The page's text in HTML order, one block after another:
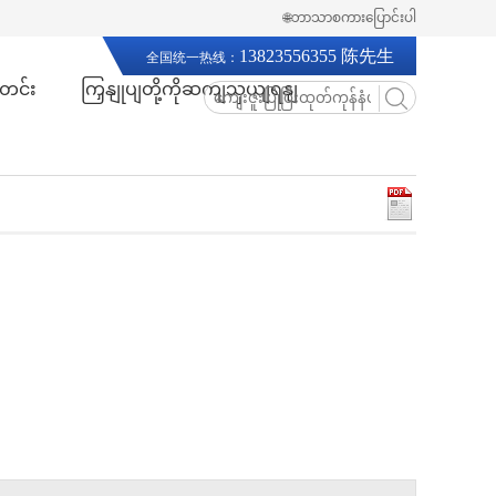
🌐ဘာသာစကားပြောင်းပါ
င်း ကြှနျုပျတို့ကိုဆကျသှယျရနျ
全国统一热线： 13823556355 陈先生